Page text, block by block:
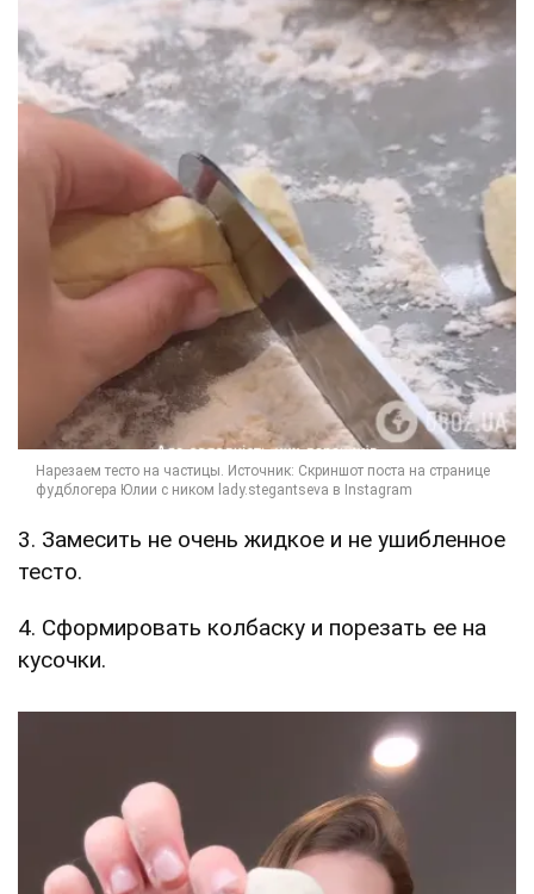
3. Замесить не очень жидкое и не ушибленное
тесто.
4. Сформировать колбаску и порезать ее на
кусочки.